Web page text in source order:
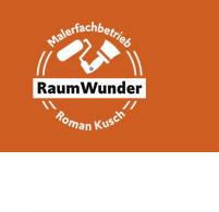
content